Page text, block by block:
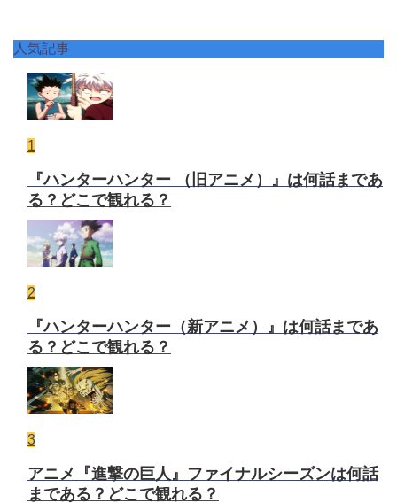
人気記事
1
『ハンターハンター （旧アニメ）』は何話まであ
る？どこで観れる？
2
『ハンターハンター（新アニメ）』は何話まであ
る？どこで観れる？
3
アニメ『進撃の巨人』ファイナルシーズンは何話
まである？どこで観れる？